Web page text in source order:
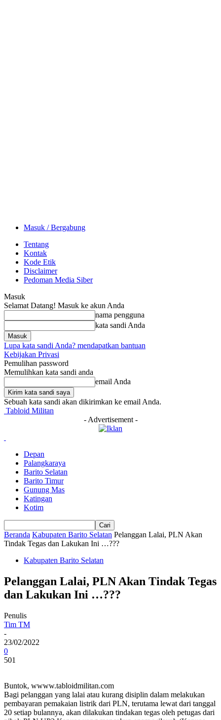
Masuk / Bergabung
Tentang
Kontak
Kode Etik
Disclaimer
Pedoman Media Siber
Masuk
Selamat Datang! Masuk ke akun Anda
nama pengguna
kata sandi Anda
Lupa kata sandi Anda? mendapatkan bantuan
Kebijakan Privasi
Pemulihan password
Memulihkan kata sandi anda
email Anda
Sebuah kata sandi akan dikirimkan ke email Anda.
Tabloid Militan
- Advertisement -
Depan
Palangkaraya
Barito Selatan
Barito Timur
Gunung Mas
Katingan
Kotim
Beranda Kabupaten Barito Selatan Pelanggan Lalai, PLN Akan
Tindak Tegas dan Lakukan Ini …???
Kabupaten Barito Selatan
Pelanggan Lalai, PLN Akan Tindak Tegas
dan Lakukan Ini …???
Penulis
Tim TM
-
23/02/2022
0
501
Buntok, wwww.tabloidmilitan.com
Bagi pelanggan yang lalai atau kurang disiplin dalam melakukan
pembayaran pemakaian listrik dari PLN, terutama lewat dari tanggal
20 setiap bulannya, akan dilakukan tindakan tegas oleh petugas dari